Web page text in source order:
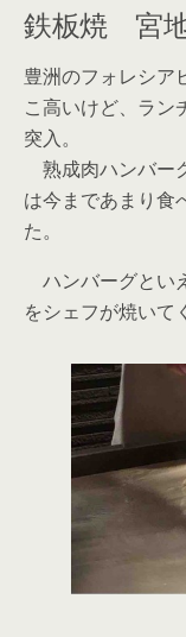
鉄板焼 宮
豊洲のフォレシア
こ高いけど、ラン
突入。
熟成肉ハンバー
は今まであまり食
た。
ハンバーグとい
をシェフが焼いて